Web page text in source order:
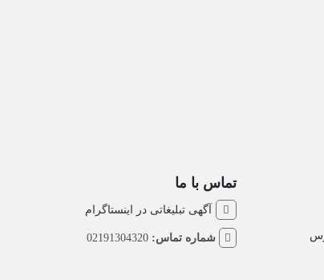
تماس با ما
آگهی تبلیغاتی در اینستاگرام
شماره تماس: 02191304320